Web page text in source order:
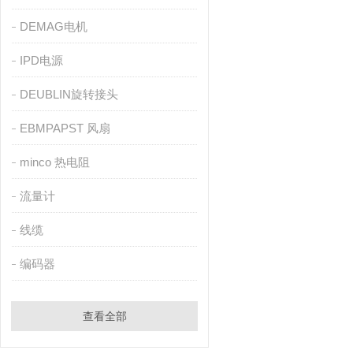
DEMAG电机
IPD电源
DEUBLIN旋转接头
EBMPAPST 风扇
minco 热电阻
流量计
线缆
编码器
查看全部